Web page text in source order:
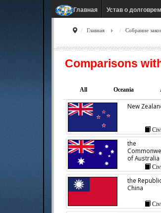
Главная Устав о
Главная Собрание
Comparisons
All Oceania
New
the
of Australia
the
China